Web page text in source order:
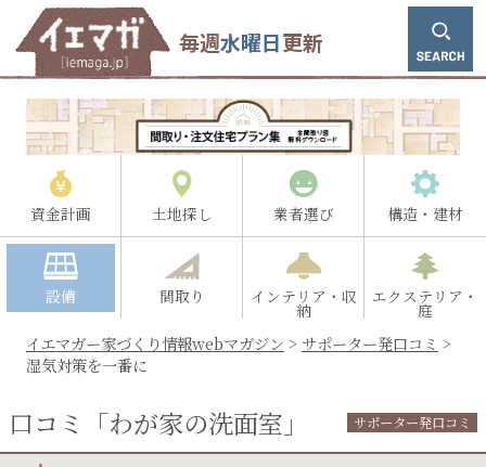
毎週水曜日更新
資金計画 土地探し 業者選び 構造・建材
設備 間取り インテリア・収
納
エクステリア・
庭
イエマガー家づくり情報webマガジン > サポーター発口コミ >
湿気対策を一番に
口コミ「わが家の洗面室」 サポーター発口コミ